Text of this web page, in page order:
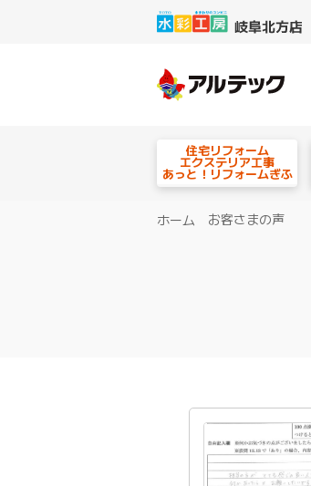
住宅リフォーム
エクステリア工事
あっと！リフォームぎふ
ホーム お客さまの声